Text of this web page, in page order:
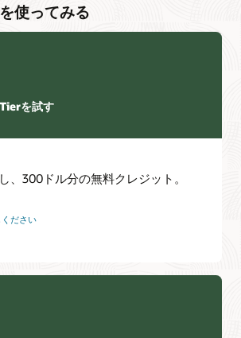
使ってみる
を試す
、300ドル分の無料クレジット。
ださい